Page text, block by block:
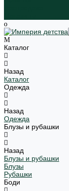
Каталог
Назад
Каталог
Одежда
Назад
Одежда
Блузы и рубашки
Назад
Блузы и рубашки
Блузы
Рубашки
Боди